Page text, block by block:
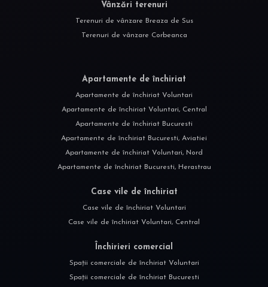
Vânzări terenuri
Terenuri de vânzare Breaza de Sus
Terenuri de vânzare Corbeanca
Apartamente de închiriat
Apartamente de închiriat Voluntari
Apartamente de închiriat Voluntari, Central
Apartamente de închiriat Bucuresti
Apartamente de închiriat Bucuresti, Aviatiei
Apartamente de închiriat Voluntari, Nord
Apartamente de închiriat Bucuresti, Herastrau
Case vile de închiriat
Case vile de închiriat Voluntari
Case vile de închiriat Voluntari, Central
Închirieri comercial
Spații comerciale de închiriat Voluntari
Spații comerciale de închiriat Bucuresti